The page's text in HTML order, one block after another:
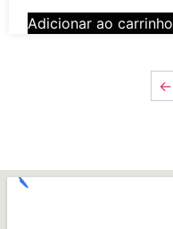
Adicionar ao carrinho
←